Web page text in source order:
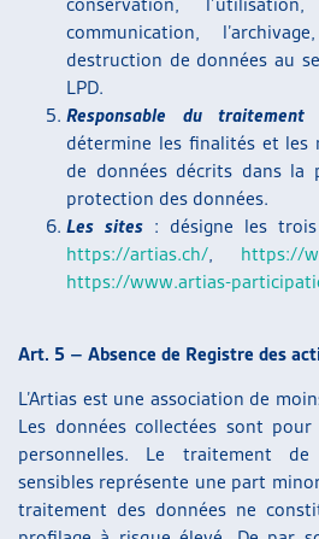
communication,
destruction de données au
LPD.
Responsable du traitement
détermine les finalités et les
de données décrits dans la
protection des données.
Les sites : désigne les
https://artias.ch/
https://
https://www.artias-
Art. 5 – Absence de Registre des
L’Artias est une association de
Les données collectées sont pour
personnelles. Le traitement de
sensibles représente une part
traitement des données ne